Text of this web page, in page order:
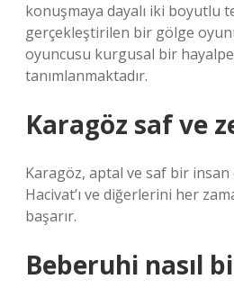
konuşmaya dayalı iki boyutlu
gerçekleştirilen bir gölge
oyuncusu kurgusal bir
tanımlanmaktadır.
Karagöz saf ve
Karagöz, aptal ve saf bir insan
Hacivat’ı ve diğerlerini her
başarır.
Beberuhi nasıl